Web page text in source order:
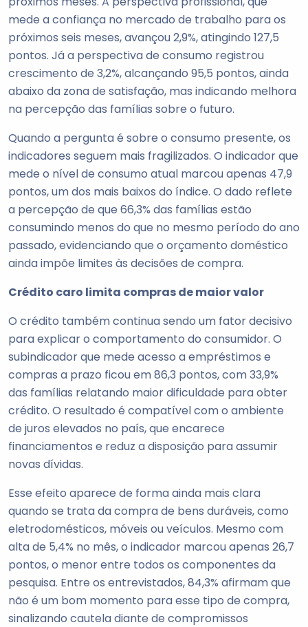
mede a confiança no mercado de trabalho para os
próximos seis meses, avançou 2,9%, atingindo 127,5
pontos. Já a perspectiva de consumo registrou
crescimento de 3,2%, alcançando 95,5 pontos, ainda
abaixo da zona de satisfação, mas indicando melhora
na percepção das famílias sobre o futuro.
Quando a pergunta é sobre o consumo presente, os
indicadores seguem mais fragilizados. O indicador que
mede o nível de consumo atual marcou apenas 47,9
pontos, um dos mais baixos do índice. O dado reflete
a percepção de que 66,3% das famílias estão
consumindo menos do que no mesmo período do ano
passado, evidenciando que o orçamento doméstico
ainda impõe limites às decisões de compra.
Crédito caro limita compras de maior valor
O crédito também continua sendo um fator decisivo
para explicar o comportamento do consumidor. O
subindicador que mede acesso a empréstimos e
compras a prazo ficou em 86,3 pontos, com 33,9%
das famílias relatando maior dificuldade para obter
crédito. O resultado é compatível com o ambiente
de juros elevados no país, que encarece
financiamentos e reduz a disposição para assumir
novas dívidas.
Esse efeito aparece de forma ainda mais clara
quando se trata da compra de bens duráveis, como
eletrodomésticos, móveis ou veículos. Mesmo com
alta de 5,4% no mês, o indicador marcou apenas 26,7
pontos, o menor entre todos os componentes da
pesquisa. Entre os entrevistados, 84,3% afirmam que
não é um bom momento para esse tipo de compra,
sinalizando cautela diante de compromissos